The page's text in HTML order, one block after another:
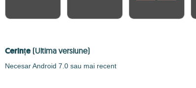
Cerințe (Ultima versiune)
Necesar Android 7.0 sau mai recent